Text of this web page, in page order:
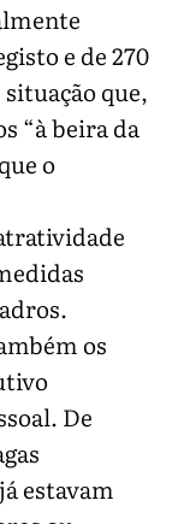
e de 270
que,
“à beira da
o
os
De
estavam